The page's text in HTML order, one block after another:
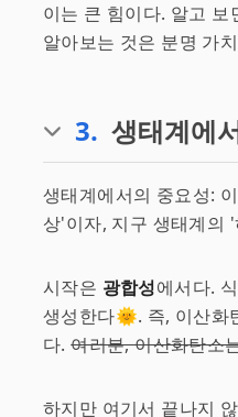
이는 큰 힘이다. 알고
알아보는 것은 분명 가
3. 생태계에
생태계에서의 중요성:
상'이자, 지구 생태계의
시작은 광합성에서다.
생성한다🌞. 즉, 이산화
다.여러분, 이산화탄소
하지만 여기서 끝나지